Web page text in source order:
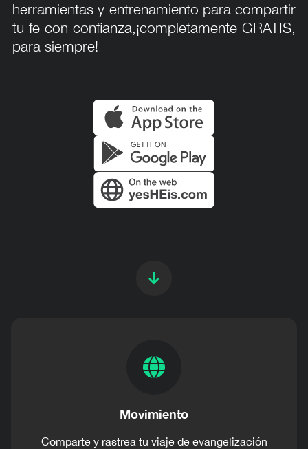
herramientas y entrenamiento para compartir
tu fe con confianza,¡completamente GRATIS,
para siempre!
Movimiento
Comparte y rastrea tu viaje de evangelización